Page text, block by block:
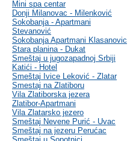
Mini spa centar
Donji Milanovac - Milenković
Sokobanja - Apartmani
Stevanović
Sokobanja Apartmani Klasanovic
Stara planina - Dukat
Smeštaj u jugozapadnoj Srbiji
Katići - Hotel
Smeštaj Ivice Leković - Zlatar
Smestaj na Zlatiboru
Vila Zlatiborska jezera
Zlatibor-Apartmani
Vila Zlatarsko jezero
Smeštaj Nevene Purić - Uvac
Smeštaj na jezeru Perućac